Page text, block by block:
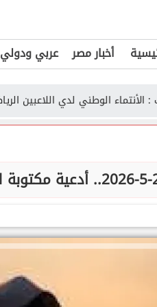
أخبار مصر عربي ودولي
الوطني لدي اللاعبين الرياضيين